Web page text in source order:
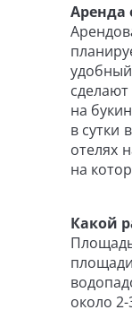
Аренда
на
в сутки
отелях
на
Какой
около